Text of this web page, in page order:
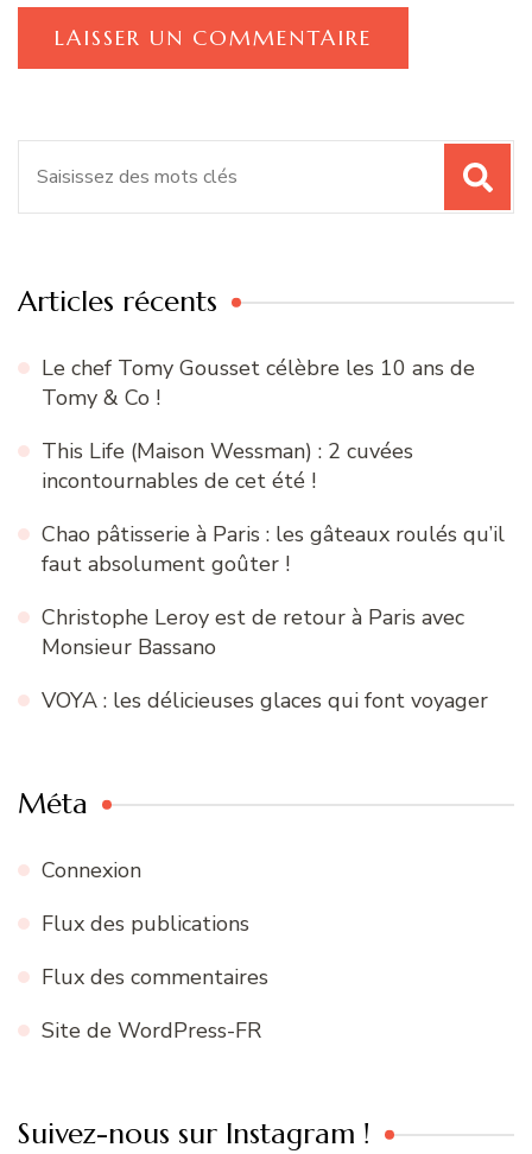
Articles récents
Le chef Tomy Gousset célèbre les 10 ans de
Tomy & Co !
This Life (Maison Wessman) : 2 cuvées
incontournables de cet été !
Chao pâtisserie à Paris : les gâteaux roulés qu’il
faut absolument goûter !
Christophe Leroy est de retour à Paris avec
Monsieur Bassano
VOYA : les délicieuses glaces qui font voyager
Méta
Connexion
Flux des publications
Flux des commentaires
Site de WordPress-FR
Suivez-nous sur Instagram !